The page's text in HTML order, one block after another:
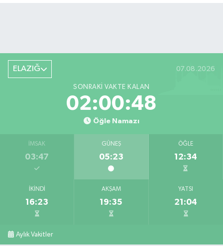
ELAZIĞ 07.08.2026
SONRAKI VAKTE KALAN
02:00:47
Öğle Namazı
İMSAK
03:47
GÜNEŞ
05:23
ÖĞLE
12:34
İKINDI
16:23
AKŞAM
19:35
YATSI
21:04
Aylık Vakitler